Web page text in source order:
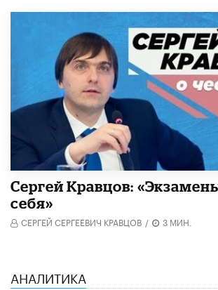
Сергей Кравцов:
себя»
СЕРГЕЙ СЕРГЕЕВИЧ КРАВЦОВ / 3 МИН.
АНАЛИТИКА